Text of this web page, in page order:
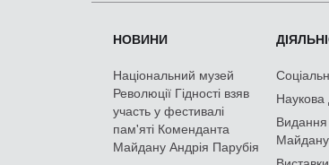
НОВИНИ
Національний музей
Революції Гідності взяв
участь у фестивалі
пам'яті Коменданта
Майдану Андрія Парубія
Наукова
Майдану